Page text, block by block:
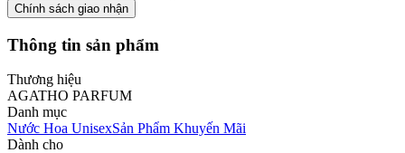
Chính sách giao nhận
Thông tin sản phẩm
Thương hiệu
AGATHO PARFUM
Danh mục
Nước Hoa UnisexSản Phẩm Khuyến Mãi
Dành cho